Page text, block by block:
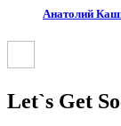
Анатолий
Let`s Get